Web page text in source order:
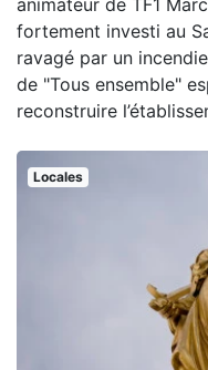
fortement investi au
ravagé par un
de "Tous ensemble"
reconstruire
Locales